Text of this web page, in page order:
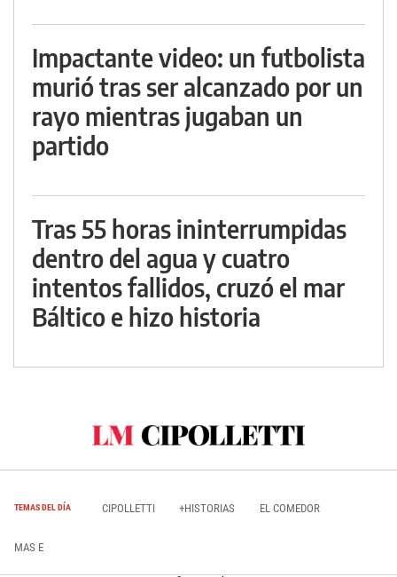
Impactante video: un futbolista
murió tras ser alcanzado por un
rayo mientras jugaban un
partido
Tras 55 horas ininterrumpidas
dentro del agua y cuatro
intentos fallidos, cruzó el mar
Báltico e hizo historia
TEMAS DEL DÍA CIPOLLETTI +HISTORIAS EL COMEDOR
MAS E